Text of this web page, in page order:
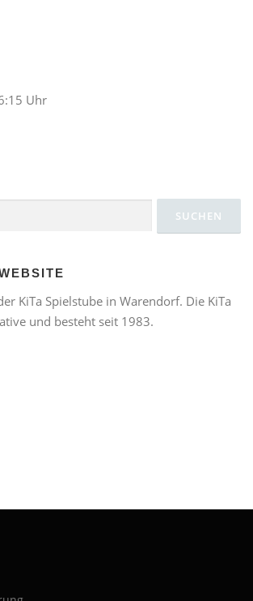
Uhr
KiTa Spielstube in Warendorf. Die KiTa
und besteht seit 1983.